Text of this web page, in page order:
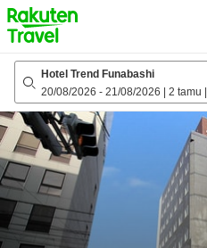
to
top
page
Hotel Trend Funabashi
20/08/2026 - 21/08/2026 2 tamu